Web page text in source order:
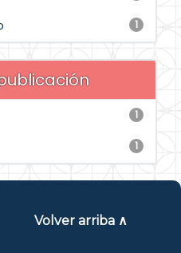
1
1
1
Volver arriba ∧